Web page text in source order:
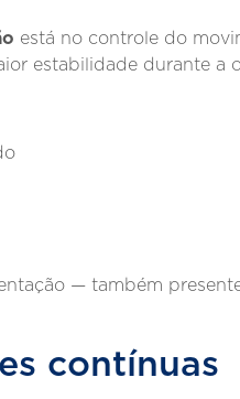
está no controle do
estabilidade durante a
— também
contínuas